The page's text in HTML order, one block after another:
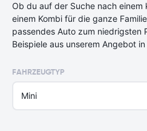
Ob du auf der Suche nach
einem Kombi für die ganze
passendes Auto zum niedrigsten
Beispiele aus unserem Angebot
FAHRZEUGTYP
Mini